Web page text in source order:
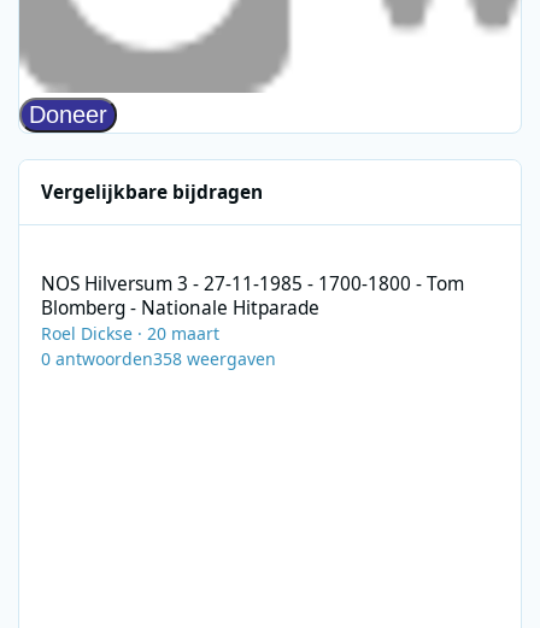
Vergelijkbare bijdragen
NOS Hilversum 3 - 27-11-1985 - 1700-1800 - Tom
Blomberg - Nationale Hitparade
Roel Dickse · 20 maart
0 antwoorden358 weergaven